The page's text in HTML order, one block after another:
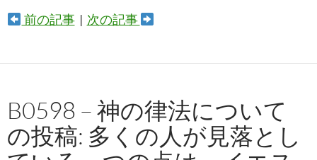
前の記事| 次の記事
B0598 – 神の律法について
の投稿: 多くの人が見落とし